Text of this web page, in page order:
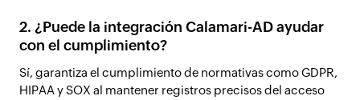
2. ¿Puede la integración Calamari-AD ayudar
con el cumplimiento?
Sí, garantiza el cumplimiento de normativas como GDPR,
HIPAA y SOX al mantener registros precisos del acceso